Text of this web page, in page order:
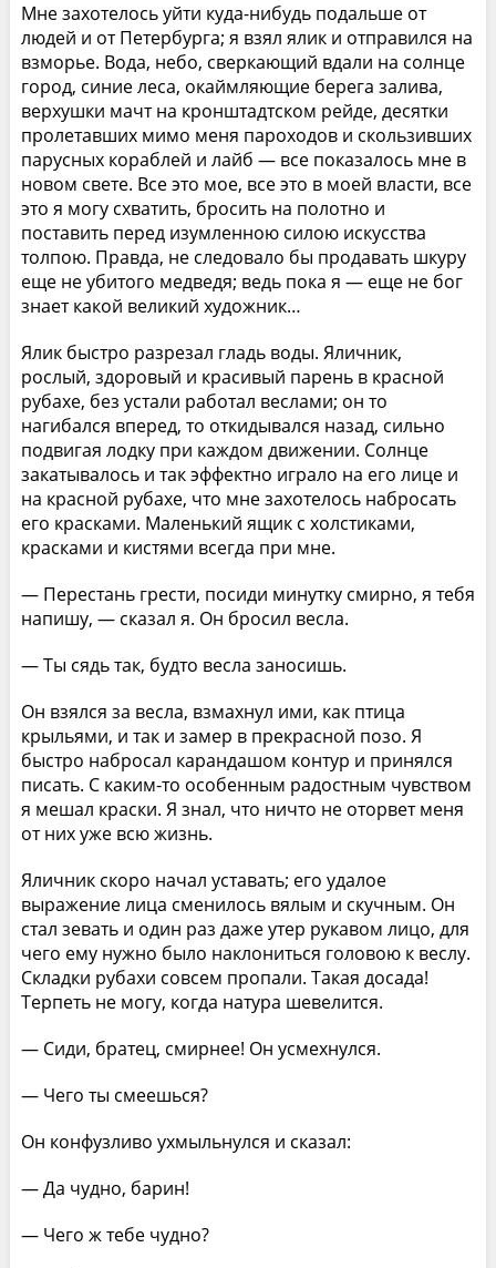
Мне захотелось уйти куда-нибудь подальше от
людей и от Петербурга; я взял ялик и отправился на
взморье. Вода, небо, сверкающий вдали на солнце
город, синие леса, окаймляющие берега залива,
верхушки мачт на кронштадтском рейде, десятки
пролетавших мимо меня пароходов и скользивших
парусных кораблей и лайб — все показалось мне в
новом свете. Все это мое, все это в моей власти, все
это я могу схватить, бросить на полотно и
поставить перед изумленною силою искусства
толпою. Правда, не следовало бы продавать шкуру
еще не убитого медведя; ведь пока я — еще не бог
знает какой великий художник…
Ялик быстро разрезал гладь воды. Яличник,
рослый, здоровый и красивый парень в красной
рубахе, без устали работал веслами; он то
нагибался вперед, то откидывался назад, сильно
подвигая лодку при каждом движении. Солнце
закатывалось и так эффектно играло на его лице и
на красной рубахе, что мне захотелось набросать
его красками. Маленький ящик с холстиками,
красками и кистями всегда при мне.
— Перестань грести, посиди минутку смирно, я тебя
напишу, — сказал я. Он бросил весла.
— Ты сядь так, будто весла заносишь.
Он взялся за весла, взмахнул ими, как птица
крыльями, и так и замер в прекрасной позо. Я
быстро набросал карандашом контур и принялся
писать. С каким-то особенным радостным чувством
я мешал краски. Я знал, что ничто не оторвет меня
от них уже всю жизнь.
Яличник скоро начал уставать; его удалое
выражение лица сменилось вялым и скучным. Он
стал зевать и один раз даже утер рукавом лицо, для
чего ему нужно было наклониться головою к веслу.
Складки рубахи совсем пропали. Такая досада!
Терпеть не могу, когда натура шевелится.
— Сиди, братец, смирнее! Он усмехнулся.
— Чего ты смеешься?
Он конфузливо ухмыльнулся и сказал:
— Да чудно, барин!
— Чего ж тебе чудно?